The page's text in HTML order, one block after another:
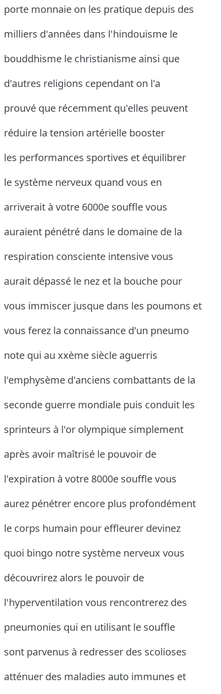
porte monnaie on les pratique depuis des
milliers d'années dans l'hindouisme le
bouddhisme le christianisme ainsi que
d'autres religions cependant on l'a
prouvé que récemment qu'elles peuvent
réduire la tension artérielle booster
les performances sportives et équilibrer
le système nerveux quand vous en
arriverait à votre 6000e souffle vous
auraient pénétré dans le domaine de la
respiration consciente intensive vous
aurait dépassé le nez et la bouche pour
vous immiscer jusque dans les poumons et
vous ferez la connaissance d'un pneumo
note qui au xxème siècle aguerris
l'emphysème d'anciens combattants de la
seconde guerre mondiale puis conduit les
sprinteurs à l'or olympique simplement
après avoir maîtrisé le pouvoir de
l'expiration à votre 8000e souffle vous
aurez pénétrer encore plus profondément
le corps humain pour effleurer devinez
quoi bingo notre système nerveux vous
découvrirez alors le pouvoir de
l'hyperventilation vous rencontrerez des
pneumonies qui en utilisant le souffle
sont parvenus à redresser des scolioses
atténuer des maladies auto immunes et